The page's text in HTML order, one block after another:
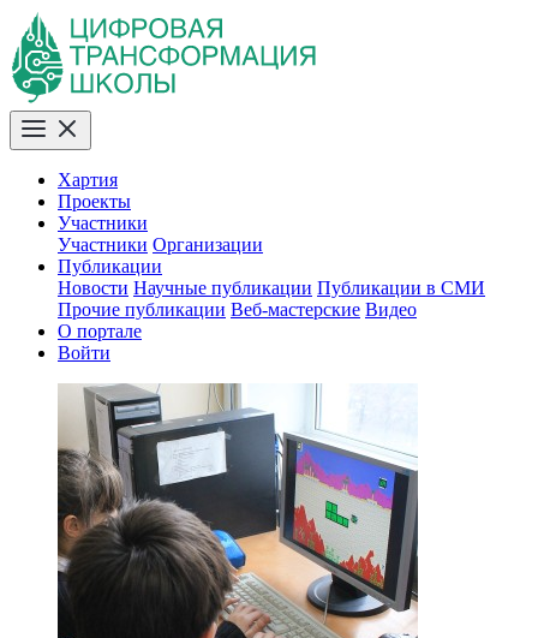
Хартия
Проекты
Участники
Участники Организации
Публикации
Новости Научные публикации Публикации в СМИ
Прочие публикации Веб-мастерские Видео
О портале
Войти